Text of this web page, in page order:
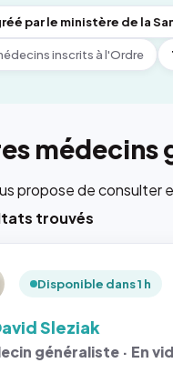
par le ministère de la
inscrits à l'Ordre
médecins
propose de consulter
trouvés
Disponible dans 1 h
Sleziak
généraliste · En